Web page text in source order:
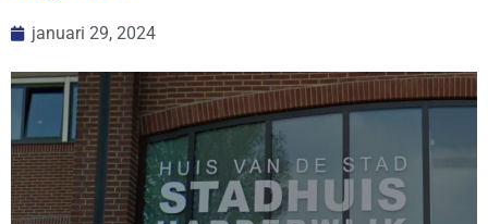
januari 29, 2024